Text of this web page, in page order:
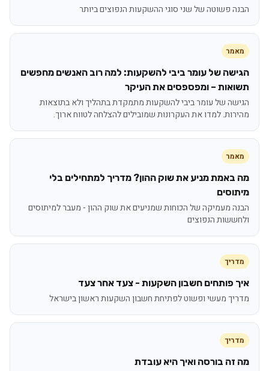
הבנה פשוטה של שני סוגי ההשקעות הנפוצים ביותר
מאמר
הגישה של עומר ביבי להשקעות: למה רוב האנשים מחפשים
תשואות – ומפספסים את העיקר
הגישה של עומר ביבי להשקעות מתמקדת בתהליך ולא בתוצאות
מהירות. למדו את העקרונות שמובילים להצלחה לטווח ארוך.
מאמר
מה באמת מניע את שוק ההון? מדריך למתחילים בלי
מיתוסים
הבנה מעמיקה של הכוחות שמניעים את שוק ההון - מעבר למיתוסים
ולחששות הנפוצים
מדריך
איך פותחים חשבון השקעות - צעד אחר צעד
מדריך מעשי ופשוט לפתיחת חשבון השקעות ראשון בישראל
מדריך
מה זה בורסה ואיך היא עובדת